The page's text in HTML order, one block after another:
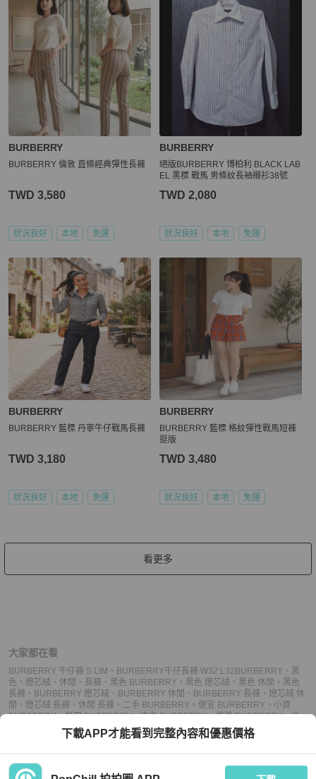
BURBERRY
BURBERRY 倫敦 直條經典彈性長褲
TWD 3,580
狀況良好 本地 免運
BURBERRY
絕版BURBERRY 博柏利 BLACK LAB
EL 黑標 戰馬 男條紋長袖襯衫38號
TWD 2,080
狀況良好 本地 免運
BURBERRY
BURBERRY 藍標 丹寧牛仔戰馬長褲
TWD 3,180
狀況良好 本地 免運
BURBERRY
BURBERRY 藍標 格紋彈性戰馬短褲
挺版
TWD 3,480
狀況良好 本地 免運
看更多
大家都在看
BURBERRY 牛仔褲 S LIM 、 BURBERRY牛仔長褲 W32 L32BURBERRY 、 黑
色 、 燈芯絨 、 休閒 、 長褲 、 黑色 BURBERRY 、 黑色 燈芯絨 、 黑色 休閒 、 黑色
長褲 、 BURBERRY 燈芯絨 、 BURBERRY 休閒 、 BURBERRY 長褲 、 燈芯絨 休
閒 、 燈芯絨 長褲 、 休閒 長褲 、 二手 BURBERRY 、 便宜 BURBERRY 、 小資
BURBERRY、熱門 BURBERRY、中古 BURBERRY、推薦 BURBERRY、二
便宜 休閒、小資 休閒、熱門 休閒、 中古 休閒、推薦 休閒
、 小資 長褲 、熱門 長褲、中古 長褲、推薦 長褲
下載APP才能看到完整內容和優惠價格